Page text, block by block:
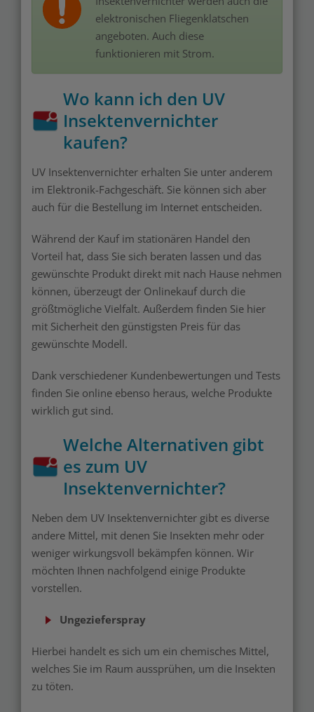
elektronischen Fliegenklatschen
angeboten. Auch diese
funktionieren mit Strom.
Wo kann ich den UV
Insektenvernichter
kaufen?
UV Insektenvernichter erhalten Sie unter anderem
im Elektronik-Fachgeschäft. Sie können sich aber
auch für die Bestellung im Internet entscheiden.
Während der Kauf im stationären Handel den
Vorteil hat, dass Sie sich beraten lassen und das
gewünschte Produkt direkt mit nach Hause nehmen
können, überzeugt der Onlinekauf durch die
größtmögliche Vielfalt. Außerdem finden Sie hier
mit Sicherheit den günstigsten Preis für das
gewünschte Modell.
Dank verschiedener Kundenbewertungen und Tests
finden Sie online ebenso heraus, welche Produkte
wirklich gut sind.
Welche Alternativen gibt
es zum UV
Insektenvernichter?
Neben dem UV Insektenvernichter gibt es diverse
andere Mittel, mit denen Sie Insekten mehr oder
weniger wirkungsvoll bekämpfen können. Wir
möchten Ihnen nachfolgend einige Produkte
vorstellen.
Ungezieferspray
Hierbei handelt es sich um ein chemisches Mittel,
welches Sie im Raum aussprühen, um die Insekten
zu töten.